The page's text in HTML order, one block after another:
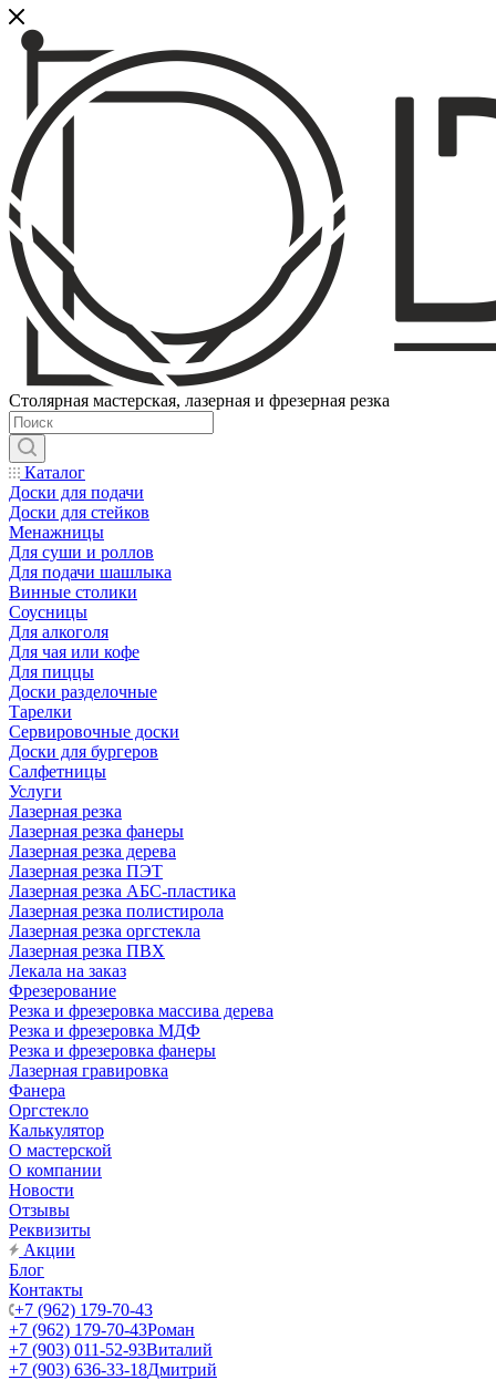
Столярная мастерская, лазерная и фрезерная резка
Каталог
Доски для подачи
Доски для стейков
Менажницы
Для суши и роллов
Для подачи шашлыка
Винные столики
Соусницы
Для алкоголя
Для чая или кофе
Для пиццы
Доски разделочные
Тарелки
Сервировочные доски
Доски для бургеров
Салфетницы
Услуги
Лазерная резка
Лазерная резка фанеры
Лазерная резка дерева
Лазерная резка ПЭТ
Лазерная резка АБС-пластика
Лазерная резка полистирола
Лазерная резка оргстекла
Лазерная резка ПВХ
Лекала на заказ
Фрезерование
Резка и фрезеровка массива дерева
Резка и фрезеровка МДФ
Резка и фрезеровка фанеры
Лазерная гравировка
Фанера
Орг­стек­ло
Калькулятор
О мастерской
О компании
Новости
Отзывы
Реквизиты
Акции
Блог
Контакты
+7 (962) 179-70-43
+7 (962) 179-70-43Роман
+7 (903) 011-52-93Виталий
+7 (903) 636-33-18Дмитрий